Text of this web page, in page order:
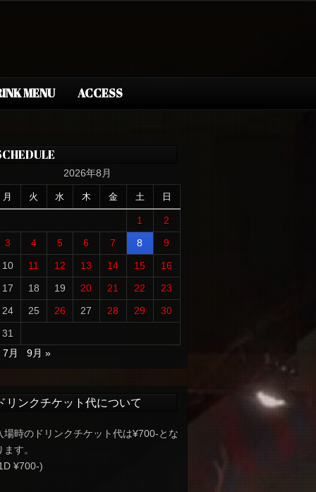
MENU ACCESS
2026年8月
月 火 水 木 金 土 日
1
2
3
4 5 6 7 8
9
10
11 12 13 14 15
16
17
18 19 20 21 22
23
24
25 26 27 28 29
30
31
7月
9月 »
リンクチケット代について
場時のドリンクチケット代は¥700-とな
ます。
¥700-)